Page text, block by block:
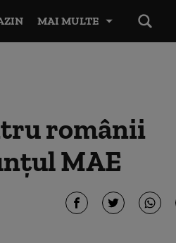
MAI MULTE
românii
MAE